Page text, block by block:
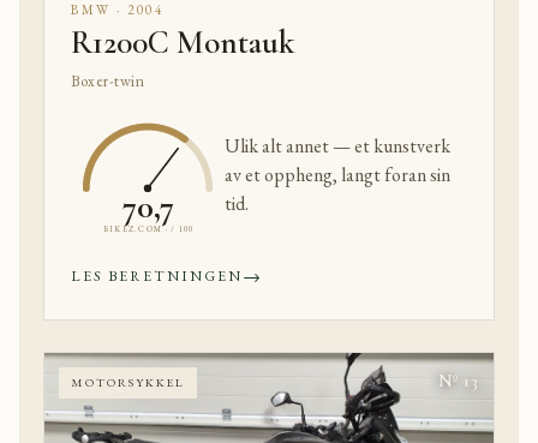
BMW · 2004
R1200C Montauk
Boxer-twin
70,7
BIKEZ.COM · / 100
Ulik alt annet — et kunstverk
av et oppheng, langt foran sin
tid.
LES BERETNINGEN→
MOTORSYKKEL Nº 13